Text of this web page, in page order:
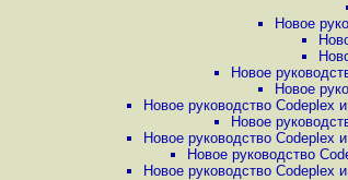
Новое
Новое
Новое
Новое руководство Codeplex
Новое
Новое руководство Codeplex
Новое руководство
Новое руководство Codeplex